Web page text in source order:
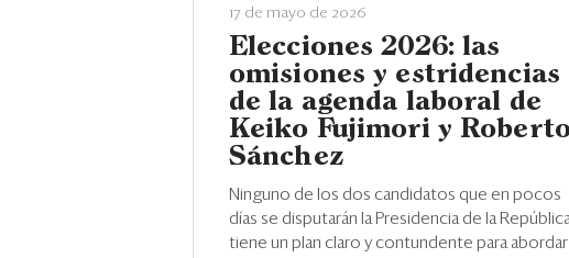
17 de mayo de 2026
Elecciones 2026: las
omisiones y estridencias
de la agenda laboral de
Keiko Fujimori y
Sánchez
Ninguno de los dos candidatos que en pocos
días se disputarán la Presidencia de la
tiene un plan claro y contundente para abordar